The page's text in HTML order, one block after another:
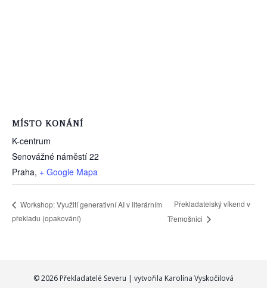
MÍSTO KONÁNÍ
K-centrum
Senovážné náměstí 22
Praha, + Google Mapa
Workshop: Využití generativní AI v literárním
překladu (opakování)
Překladatelský víkend v
Třemošnici
© 2026 Překladatelé Severu | vytvořila Karolína Vyskočilová